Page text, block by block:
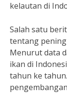
kelautan di
Salah satu
tentang
Menurut data
ikan di
tahun ke